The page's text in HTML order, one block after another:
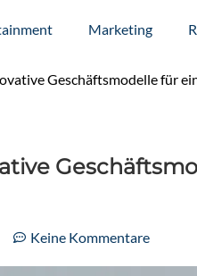
Marketing
Geschäftsmodelle für
Keine Kommentare